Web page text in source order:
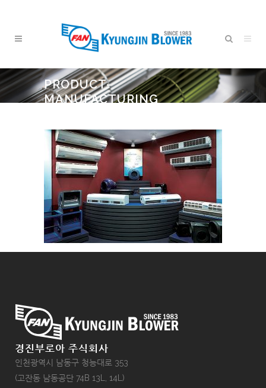
PRODUCT-
MANUFACTURING
경진부로아 주식회사
인천광역시 남동구 청능대로 353
(고잔동 남동공단 74B 13L, 14L)